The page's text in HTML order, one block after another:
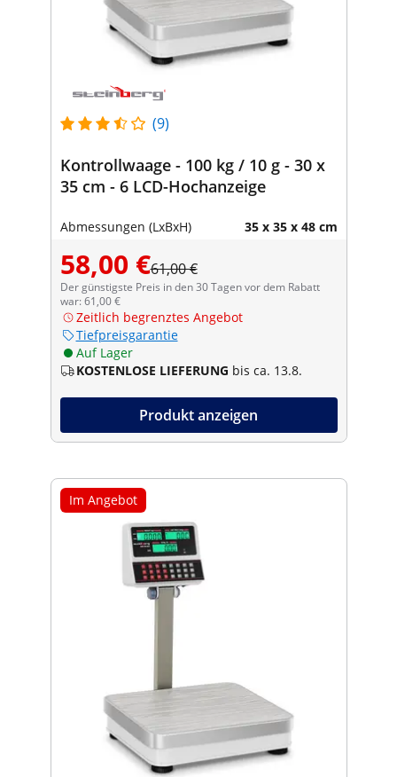
(9)
Kontrollwaage - 100 kg / 10 g - 30 x
35 cm - 6 LCD-Hochanzeige
Abmessungen (LxBxH) 35 x 35 x 48 cm
58,00 €61,00 €
Der günstigste Preis in den 30 Tagen vor dem Rabatt
war: 61,00 €
Zeitlich begrenztes Angebot
Tiefpreisgarantie
Auf Lager
KOSTENLOSE LIEFERUNG bis ca. 13.8.
Produkt anzeigen
Im Angebot